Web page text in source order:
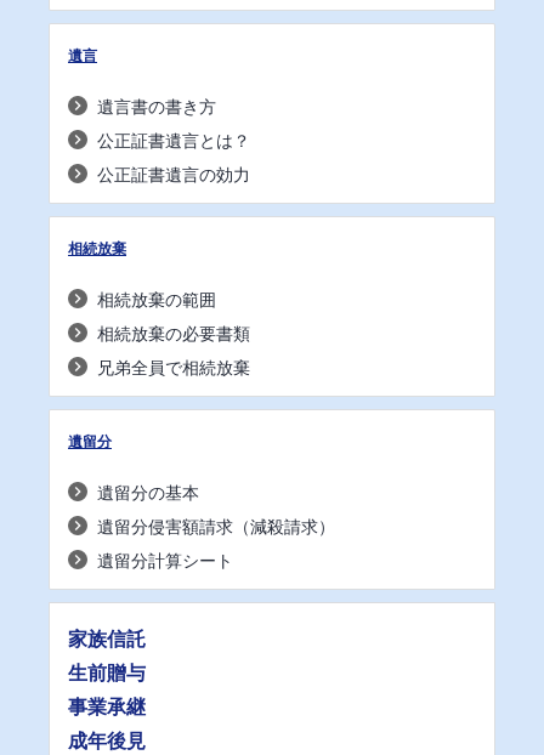
遺言
遺言書の書き方
公正証書遺言とは？
公正証書遺言の効力
相続放棄
相続放棄の範囲
相続放棄の必要書類
兄弟全員で相続放棄
遺留分
遺留分の基本
遺留分侵害額請求（減殺請求）
遺留分計算シート
家族信託
生前贈与
事業承継
成年後見